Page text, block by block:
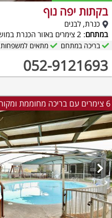
בקתות יפה נוף
כנרת, לבנים
במתחם: 2 צימרים באזור הכנרת במושב לבנים
052-9121693
בריכה במתחם מתאים למשפחות
6 צימרים עם בריכה מחוממת ומקורה וגקוזי